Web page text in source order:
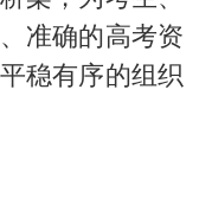
准确的高考资
稳有序的组织